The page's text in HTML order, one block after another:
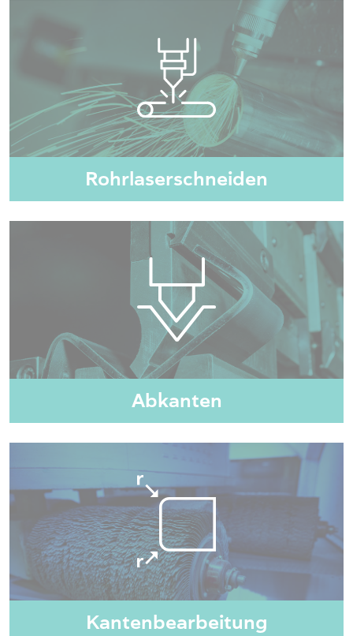
Rohrlaserschneiden
Abkanten
Kantenbearbeitung